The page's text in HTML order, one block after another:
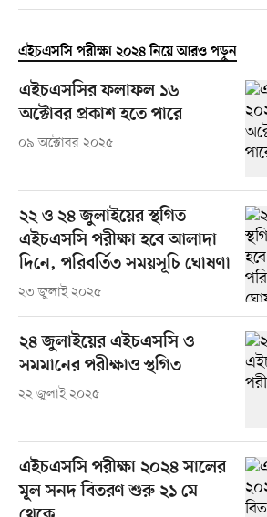
এইচএসসি পরীক্ষা ২০২৪ নিয়ে আরও পড়ুন
এইচএসসির ফলাফল ১৬
অক্টোবর প্রকাশ হতে পারে
০৯ অক্টোবর ২০২৫
২২ ও ২৪ জুলাইয়ের স্থগিত
এইচএসসি পরীক্ষা হবে আলাদা
দিনে, পরিবর্তিত সময়সূচি ঘোষণা
২৩ জুলাই ২০২৫
২৪ জুলাইয়ের এইচএসসি ও
সমমানের পরীক্ষাও স্থগিত
২২ জুলাই ২০২৫
এইচএসসি পরীক্ষা ২০২৪ সালের
মূল সনদ বিতরণ শুরু ২১ মে